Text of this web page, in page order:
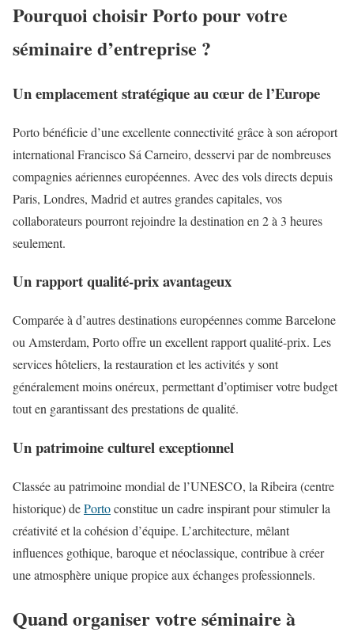
Pourquoi choisir Porto pour votre
séminaire d’entreprise ?
Un emplacement stratégique au cœur de l’Europe
Porto bénéficie d’une excellente connectivité grâce à son aéroport
international Francisco Sá Carneiro, desservi par de nombreuses
compagnies aériennes européennes. Avec des vols directs depuis
Paris, Londres, Madrid et autres grandes capitales, vos
collaborateurs pourront rejoindre la destination en 2 à 3 heures
seulement.
Un rapport qualité-prix avantageux
Comparée à d’autres destinations européennes comme Barcelone
ou Amsterdam, Porto offre un excellent rapport qualité-prix. Les
services hôteliers, la restauration et les activités y sont
généralement moins onéreux, permettant d’optimiser votre budget
tout en garantissant des prestations de qualité.
Un patrimoine culturel exceptionnel
Classée au patrimoine mondial de l’UNESCO, la Ribeira (centre
historique) dePortoconstitue un cadre inspirant pour stimuler la
créativité et la cohésion d’équipe. L’architecture, mêlant
influences gothique, baroque et néoclassique, contribue à créer
une atmosphère unique propice aux échanges professionnels.
Quand organiser votre séminaire à